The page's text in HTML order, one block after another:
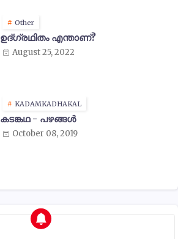
Other
ഉദ്ഗ്രഥിതം എന്താണ്?
August 25, 2022
KADAMKADHAKAL
കടങ്കഥ - പഴങ്ങൾ
October 08, 2019